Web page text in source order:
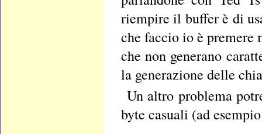
riempire il buffer è di
che faccio io è
che non generano
la generazione delle
Un altro problema
byte casuali (ad